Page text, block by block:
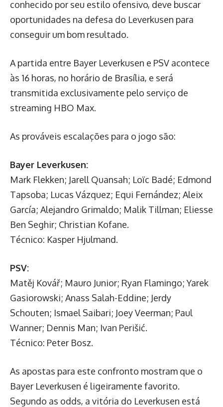
conhecido por seu estilo ofensivo, deve buscar
oportunidades na defesa do Leverkusen para
conseguir um bom resultado.
A partida entre Bayer Leverkusen e PSV acontece
às 16 horas, no horário de Brasília, e será
transmitida exclusivamente pelo serviço de
streaming HBO Max.
As prováveis escalações para o jogo são:
Bayer Leverkusen:
Mark Flekken; Jarell Quansah; Loïc Badé; Edmond
Tapsoba; Lucas Vázquez; Equi Fernández; Aleix
García; Alejandro Grimaldo; Malik Tillman; Eliesse
Ben Seghir; Christian Kofane.
Técnico: Kasper Hjulmand.
PSV:
Matěj Kovář; Mauro Junior; Ryan Flamingo; Yarek
Gasiorowski; Anass Salah-Eddine; Jerdy
Schouten; Ismael Saibari; Joey Veerman; Paul
Wanner; Dennis Man; Ivan Perišić.
Técnico: Peter Bosz.
As apostas para este confronto mostram que o
Bayer Leverkusen é ligeiramente favorito.
Segundo as odds, a vitória do Leverkusen está